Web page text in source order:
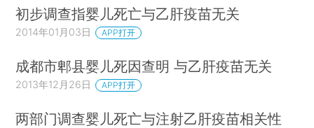
初步调查指婴儿死亡与乙肝疫苗无关
2014年01月03日 APP打开
成都市郫县婴儿死因查明 与乙肝疫苗无关
2013年12月26日 APP打开
两部门调查婴儿死亡与注射乙肝疫苗相关性